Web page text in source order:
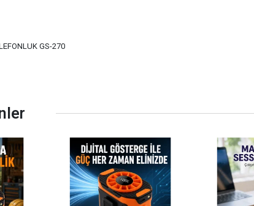
GS-270